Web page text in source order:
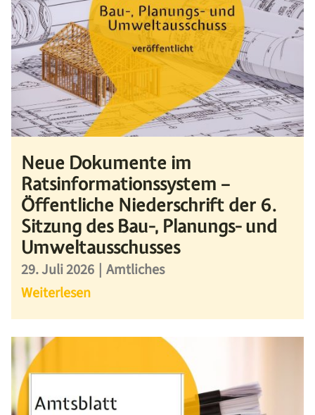
Neue Dokumente im
Ratsinformationssystem –
Öffentliche Niederschrift der 6.
Sitzung des Bau-, Planungs- und
Umweltausschusses
29. Juli 2026 | Amtliches
Weiterlesen